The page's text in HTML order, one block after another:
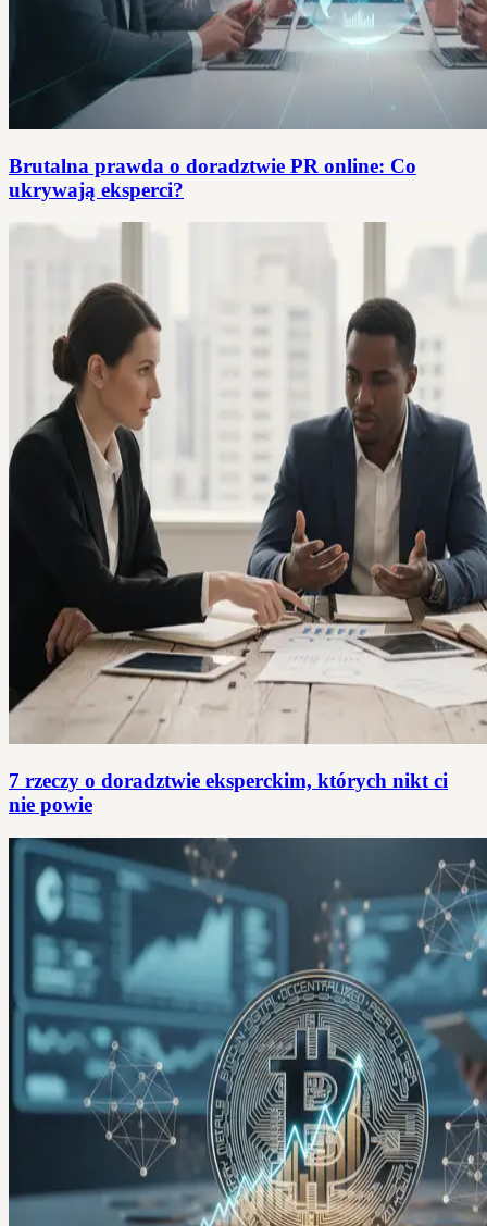
Brutalna prawda o doradztwie PR online: Co
ukrywają eksperci?
7 rzeczy o doradztwie eksperckim, których nikt ci
nie powie